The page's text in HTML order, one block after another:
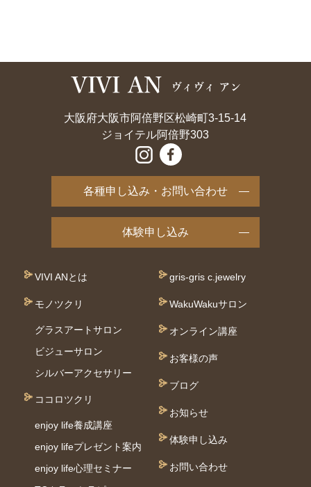
大阪府大阪市阿倍野区松崎町3-15-14
ジョイテル阿倍野303
各種申し込み・お問い合わせ
体験申し込み
VIVI ANとは
モノツクリ
グラスアートサロン
ビジューサロン
シルバーアクセサリー
ココロツクリ
enjoy life養成講座
enjoy lifeプレゼント案内
enjoy life心理セミナー
gris-gris c.jewelry
WakuWakuサロン
オンライン講座
お客様の声
ブログ
お知らせ
体験申し込み
お問い合わせ